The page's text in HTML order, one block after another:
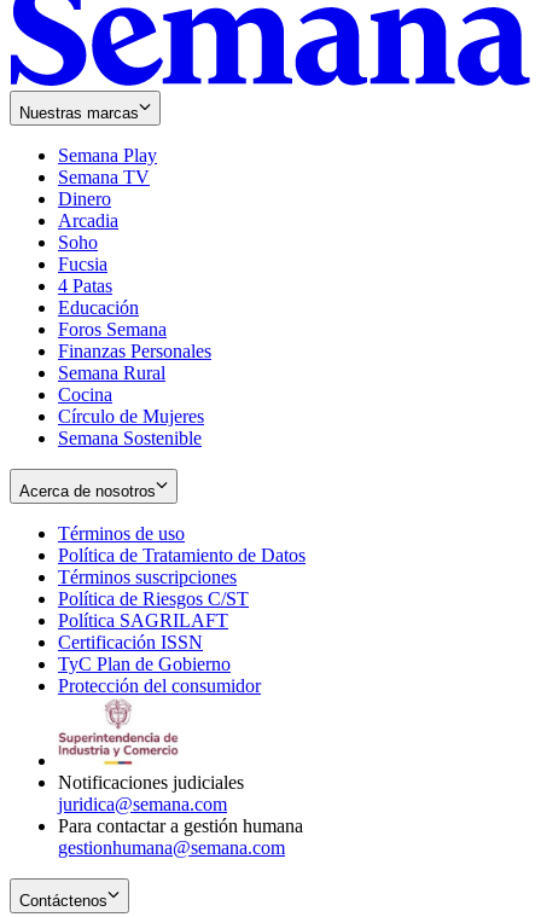
Nuestras marcas
Semana Play
Semana TV
Dinero
Arcadia
Soho
in
new
window
Fucsia
in
new
window
4 Patas
Educación
Foros Semana
Finanzas Personales
Semana Rural
Cocina
Círculo de Mujeres
Semana Sostenible
Acerca de nosotros
Términos de uso
in
new
window
Política de Tratamiento de Datos
Términos suscripciones
in
Política de Riesgos C/ST
Política SAGRILAFT
new
window
Certificación ISSN
in
new
TyC Plan de Gobierno
in
Protección del consumidorOpens
Notificaciones judiciales
juridica@semana.com
Para contactar a gestión humana
gestionhumana@semana.com
Contáctenos